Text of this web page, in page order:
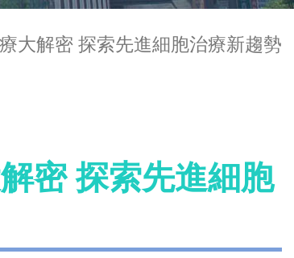
大解密 探索先進細胞治療新趨勢
密 探索先進細胞